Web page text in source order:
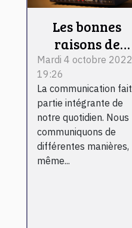
Les bonnes
raisons de
choisir une
école de
communication
Mardi 4 octobre 2022
19:26
La communication fait
partie intégrante de
notre quotidien. Nous
communiquons de
différentes manières,
même...